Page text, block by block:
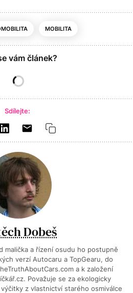
MOBILITA
vám článek?
Sdílejte:
Dobeš
malička a řízení osudu ho postupně
verzí Autocaru a TopGearu, do
a k založení
Považuje se za ekologicky
z vlastnictví starého osmiválce